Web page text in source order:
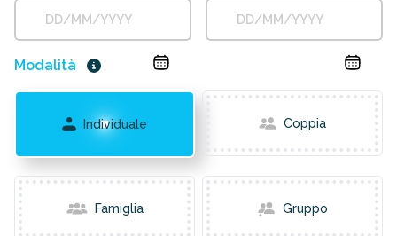
Modalità
Individuale Coppia
Famiglia Gruppo